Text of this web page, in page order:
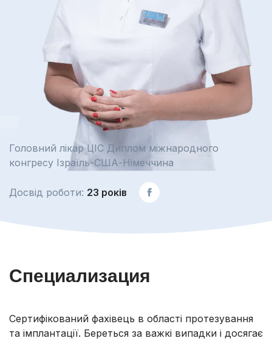
Головний лікар ЦІС Диплом міжнародного
конгресу Ізраїль-США-Німеччина
Досвід роботи: 23 років
Специализация
Сертифікований фахівець в області протезування
та імплантації. Береться за важкі випадки і досягає